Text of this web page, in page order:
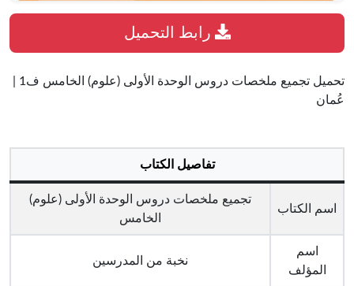
عُمان
تفاصيل الكتاب
اسم الكتاب
تجميع ملخصات دروس الوحدة الأولى (علوم)
الخامس
اسم
المؤلف
نخبة من المدرسين